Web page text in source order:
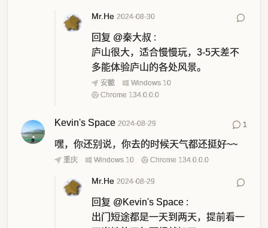
Mr.He 2024-08-30
回复 @秦大叔 :
庐山很大，适合慢慢玩，3-5天差不
多能体验庐山的各处风景。
安徽
Windows 10
Chrome 134.0.0.0
Kevin's Space 2024-08-29 1
嘿，你还别说，你去的时候天气都还挺好~~
重庆 Windows 10 Chrome 134.0.0.0
Mr.He 2024-08-29
回复 @Kevin's Space :
出门短途都是一天到两天，提前看一